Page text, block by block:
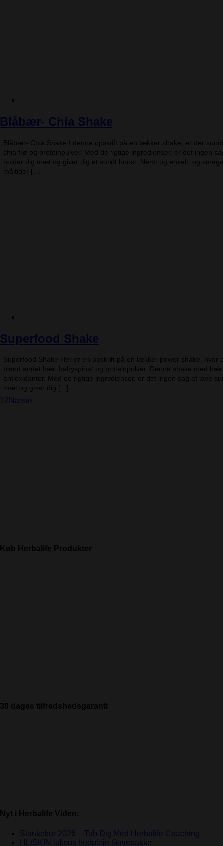
Blåbær- Chia Shake
Blåbær- Chia Shake I denne opskrift på en lækker shake, er der
chia frø og proteinpulver. Med de rigtige ingredienser, er det ingen
holder dig mæt og giver dig et sundt boost. Nemt og enkelt, og
måltider [...]
Superfood Shake
Superfood Shake Her er en opskrift på en lækker power shake,
bland andet bær, babyspinat og proteinpulver. Denne shake med
antioxidanter. Med de rigtige ingredienser, er det ingen sag at lave
mæt og giver dig [...]
2 Næste
Køb Herbalife Produkter
30 dages tilfredshedsgaranti
Nyt i Herbalife Viden:
Slankekur 2026 – Tab Dig Med Herbalife Coaching
HL/SKIN luksus hudpleje-Gavepakke